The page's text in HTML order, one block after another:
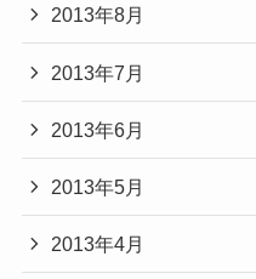
2013年8月
2013年7月
2013年6月
2013年5月
2013年4月